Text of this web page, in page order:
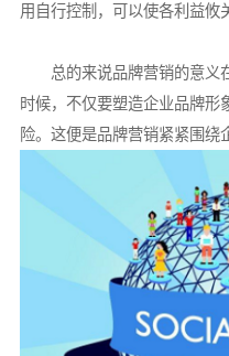
用自行控制，可以使各利益攸
总的来说品牌营销的意义
时候，不仅要塑造企业品牌形
险。这便是品牌营销紧紧围绕